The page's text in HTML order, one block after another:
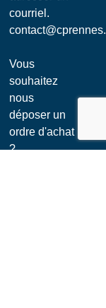
courriel.
Vous
souhaitez
nous
déposer un
ordre d'achat
?